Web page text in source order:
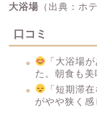
大浴場 （出典：ホ
口コミ
「大浴場
た。朝食も美
「短期滞
がやや狭く感